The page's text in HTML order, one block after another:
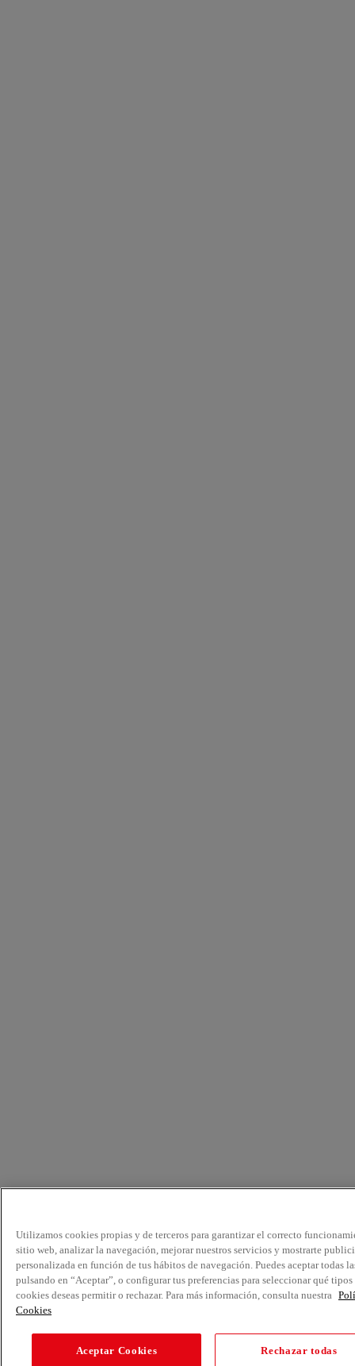
Utilizamos cookies propias y de terceros para garantizar el correcto
sitio web, analizar la navegación, mejorar nuestros servicios y mostrarte
personalizada en función de tus hábitos de navegación. Puedes aceptar todas
pulsando en “Aceptar”, o configurar tus preferencias para seleccionar qué tipos
cookies deseas permitir o rechazar. Para más información, consulta nuestra
Cookies
Aceptar Cookies Rechazar todas